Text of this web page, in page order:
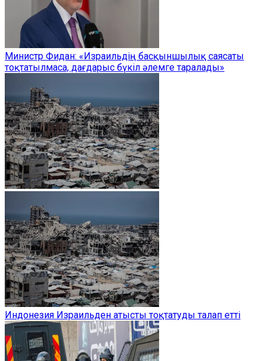
Министр Фидан: «Израильдің басқыншылық саясаты
тоқтатылмаса, дағдарыс бүкіл әлемге таралады»
Индонезия Израильден атысты тоқтатуды талап етті